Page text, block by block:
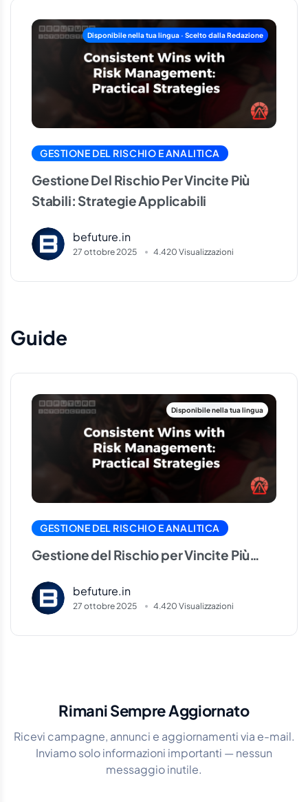
GESTIONE DEL RISCHIO E ANALITICA
Gestione Del Rischio Per Vincite Più
Stabili: Strategie Applicabili
befuture.in
27 ottobre 2025 4.420 Visualizzazioni
Guide
GESTIONE DEL RISCHIO E ANALITICA
Gestione del Rischio per Vincite Più
befuture.in
27 ottobre 2025 4.420 Visualizzazioni
Rimani Sempre Aggiornato
Ricevi campagne, annunci e aggiornamenti via e-mail.
Inviamo solo informazioni importanti — nessun
messaggio inutile.